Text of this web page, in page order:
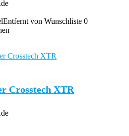
Entfernt von Wunschliste 0
Crosstech XTR